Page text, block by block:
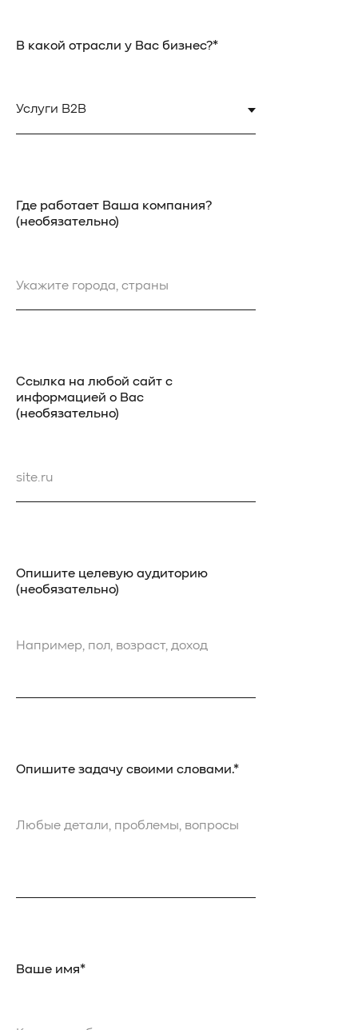
В какой отрасли у Вас бизнес?*
Где работает Ваша компания?
(необязательно)
Ссылка на любой сайт с
информацией о Вас
(необязательно)
Опишите целевую аудиторию
(необязательно)
Опишите задачу своими словами.*
Ваше имя*